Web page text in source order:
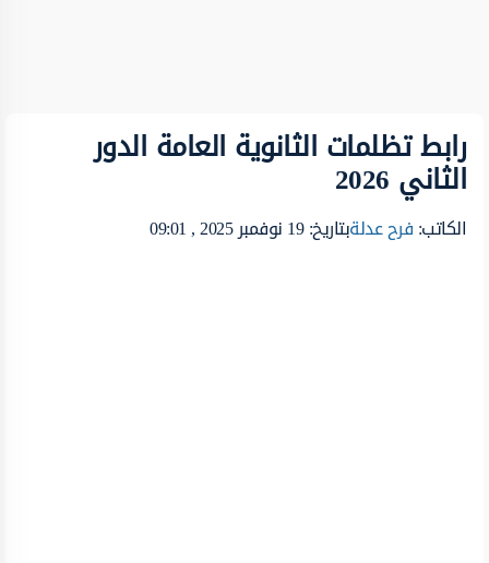
رابط تظلمات الثانوية العامة الدور
الثاني 2026
الكاتب:فرح عدلةبتاريخ: 19 نوفمبر 2025 , 09:01